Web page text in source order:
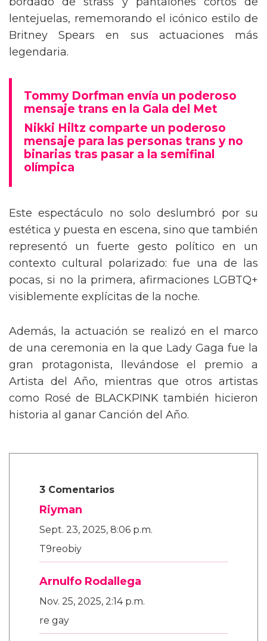
lentejuelas, rememorando el icónico estilo de
Britney Spears en sus actuaciones más
legendaria.
Tommy Dorfman envía un poderoso
mensaje trans en la Gala del Met
Nikki Hiltz comparte un poderoso
mensaje para las personas trans y no
binarias tras pasar a la semifinal
olímpica
Este espectáculo no solo deslumbró por su
estética y puesta en escena, sino que también
representó un fuerte gesto político en un
contexto cultural polarizado: fue una de las
pocas, si no la primera, afirmaciones LGBTQ+
visiblemente explícitas de la noche.
Además, la actuación se realizó en el marco
de una ceremonia en la que Lady Gaga fue la
gran protagonista, llevándose el premio a
Artista del Año, mientras que otros artistas
como Rosé de BLACKPINK también hicieron
historia al ganar Canción del Año.
3 Comentarios
Riyman
Sept. 23, 2025, 8:06 p.m.
T9reobiy
Arnulfo Rodallega
Nov. 25, 2025, 2:14 p.m.
re gay